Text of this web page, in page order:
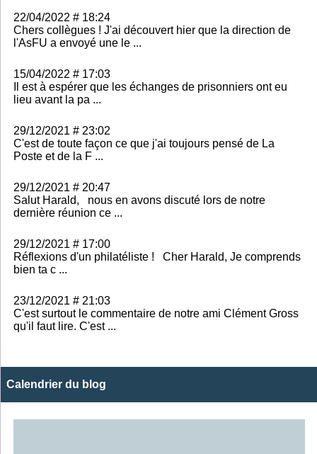
22/04/2022 # 18:24
Chers collègues ! J'ai découvert hier que la direction de
l'AsFU a envoyé une le ...
15/04/2022 # 17:03
Il est à espérer que les échanges de prisonniers ont eu
lieu avant la pa ...
29/12/2021 # 23:02
C'est de toute façon ce que j'ai toujours pensé de La
Poste et de la F ...
29/12/2021 # 20:47
Salut Harald, nous en avons discuté lors de notre
dernière réunion ce ...
29/12/2021 # 17:00
Réflexions d'un philatéliste ! Cher Harald, Je comprends
bien ta c ...
23/12/2021 # 21:03
C'est surtout le commentaire de notre ami Clément Gross
qu'il faut lire. C'est ...
Calendrier du blog